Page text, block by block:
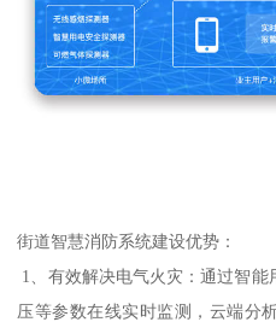
街道智慧消防系统建设优势：
1、有效解决电气火灾：通过智
压等参数在线实时监测，云端分